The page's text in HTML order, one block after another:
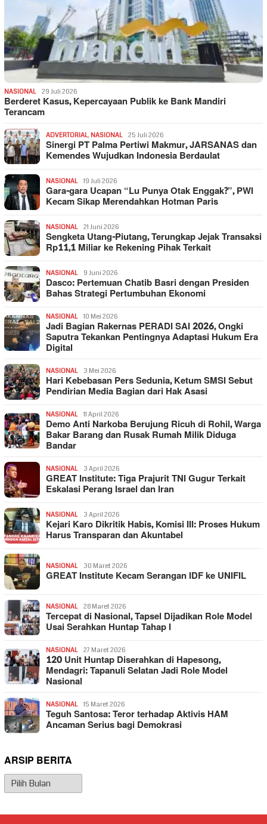
NASIONAL 29 Juli 2026
Berderet Kasus, Kepercayaan Publik ke Bank Mandiri
Terancam
ADVERTORIAL, NASIONAL 25 Juli 2026
Sinergi PT Palma Pertiwi Makmur, JARSANAS dan
Kemendes Wujudkan Indonesia Berdaulat
NASIONAL 19 Juli 2026
Gara-gara Ucapan “Lu Punya Otak Enggak?”, PWI
Kecam Sikap Merendahkan Hotman Paris
NASIONAL 21 Juni 2026
Sengketa Utang-Piutang, Terungkap Jejak Transaksi
Rp11,1 Miliar ke Rekening Pihak Terkait
NASIONAL 9 Juni 2026
Dasco: Pertemuan Chatib Basri dengan Presiden
Bahas Strategi Pertumbuhan Ekonomi
NASIONAL 10 Mei 2026
Jadi Bagian Rakernas PERADI SAI 2026, Ongki
Saputra Tekankan Pentingnya Adaptasi Hukum Era
Digital
NASIONAL 3 Mei 2026
Hari Kebebasan Pers Sedunia, Ketum SMSI Sebut
Pendirian Media Bagian dari Hak Asasi
NASIONAL 11 April 2026
Demo Anti Narkoba Berujung Ricuh di Rohil, Warga
Bakar Barang dan Rusak Rumah Milik Diduga
Bandar
NASIONAL 3 April 2026
GREAT Institute: Tiga Prajurit TNI Gugur Terkait
Eskalasi Perang Israel dan Iran
NASIONAL 3 April 2026
Kejari Karo Dikritik Habis, Komisi III: Proses Hukum
Harus Transparan dan Akuntabel
NASIONAL 30 Maret 2026
GREAT Institute Kecam Serangan IDF ke UNIFIL
NASIONAL 28 Maret 2026
Tercepat di Nasional, Tapsel Dijadikan Role Model
Usai Serahkan Huntap Tahap I
NASIONAL 27 Maret 2026
120 Unit Huntap Diserahkan di Hapesong,
Mendagri: Tapanuli Selatan Jadi Role Model
Nasional
NASIONAL 15 Maret 2026
Teguh Santosa: Teror terhadap Aktivis HAM
Ancaman Serius bagi Demokrasi
ARSIP BERITA
Arsip
Berita